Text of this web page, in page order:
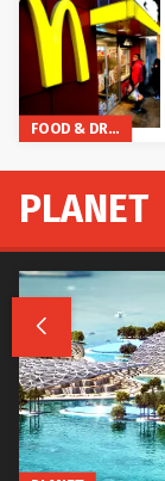
FOOD & DRINKS
PLANET
